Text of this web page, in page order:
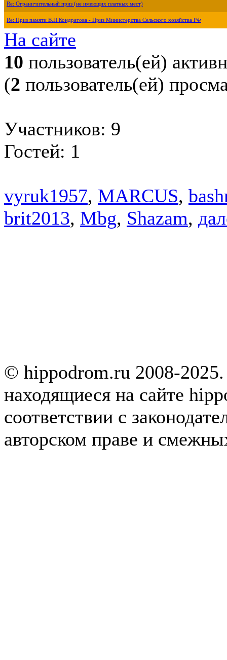
Re: Ограничительный приз (не имеющих платных мест)
Re: Приз памяти В.П.Кондратова - Приз Министерства Сельского хозяйства РФ
На сайте
10 пользователь(ей)
(2 пользователь(ей)
Участников: 9
Гостей: 1
vyruk1957, MARCUS,
brit2013, Mbg, Shazam,
© hippodrom.ru 2008-
находящиеся на сайте
соответствии с
авторском праве и